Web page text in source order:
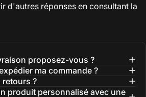
d'autres réponses en consultant la
proposez-vous ?
ma commande ?
?
produit personnalisé avec une